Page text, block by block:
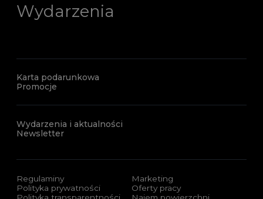
Wydarzenia
Karta podarunkowa
Promocje
Wydarzenia i aktualności
Newsletter
Regulaminy
Polityka prywatności
Polityka transparentności
Marketing
Oferty pracy
Najem powierzchni